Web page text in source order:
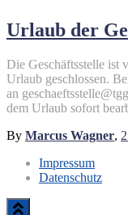
Urlaub der
Die Geschäftsstelle ist
Urlaub geschlossen.
an
dem Urlaub sofort
By Marcus Wagner,
Impressum
Datenschutz